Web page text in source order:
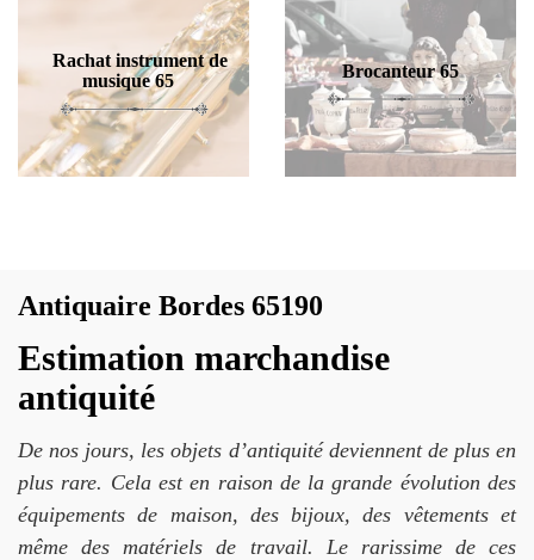
Rachat instrument de
musique 65
Brocanteur 65
Antiquaire Bordes 65190
Estimation marchandise
antiquité
De nos jours, les objets d’antiquité deviennent de plus en
plus rare. Cela est en raison de la grande évolution des
équipements de maison, des bijoux, des vêtements et
même des matériels de travail. Le rarissime de ces